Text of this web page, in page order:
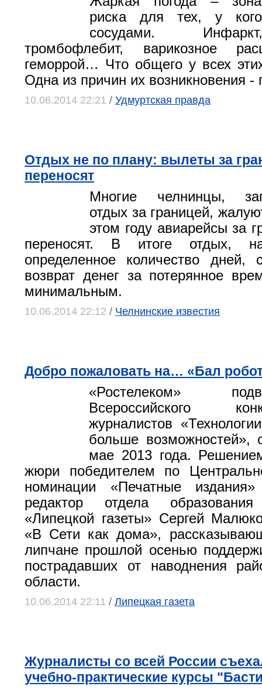
риска для тех, у
сосудами.
тромбофлебит, варикозное
геморрой… Что общего у всех
Одна из причин их возникновения -
10.06.2014 22:21 / Удмуртская правда
Отдых не по плану: вылеты за
переносят
Многие челнинцы,
отдых за границей,
этом году авиарейсы за
переносят. В итоге отдых,
определенное количество дней,
возврат денег за потерянное
минимальным.
10.06.2014 22:12 / Челнинские известия
Добро пожаловать на… «Бал
«Ростелеком»
Всероссийского
журналистов
больше возможностей»,
мае 2013 года.
жюри победителем по
номинации «Печатные
редактор отдела
«Липецкой газеты» Сергей
«В Сети как дома»,
липчане прошлой осенью
пострадавших от наводнения
области.
10.06.2014 22:11 / Липецкая газета
Журналисты со всей России
учебно-практические курсы